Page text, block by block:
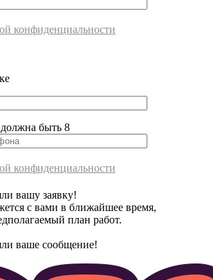
конфиденциальности
быть 8
конфиденциальности
вашу заявку!
с вами в ближайшее время,
план работ.
ваше сообщение!